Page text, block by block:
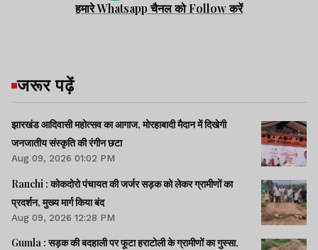
हमारे Whatsapp चैनल को Follow करें
जरूर पढ़ें
झारखंड आदिवासी महोत्सव का आगाज, मोरहाबादी मैदान में दिखेगी
जनजातीय संस्कृति की रंगीन छटा
Aug 09, 2026 01:02 PM
Ranchi : कोकदोरो पंचायत की जर्जर सड़क को लेकर ग्रामीणों का
प्रदर्शन, मुख्य मार्ग किया बंद
Aug 09, 2026 12:28 PM
Gumla : सड़क की बदहाली पर फूटा हराटोली के ग्रामीणों का गुस्सा,